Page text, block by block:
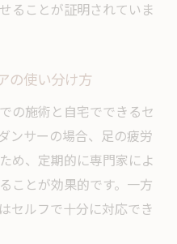
ることが証明されていま
の使い分け方
の施術と自宅でできるセ
ンサーの場合、足の疲労
め、定期的に専門家によ
ことが効果的です。一方
セルフで十分に対応でき